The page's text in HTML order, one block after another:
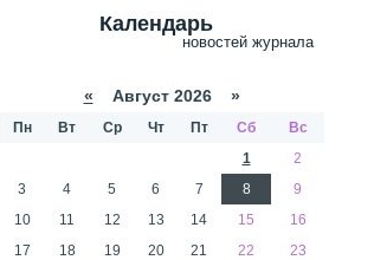
вам в приготовлении сложного рецепта.
Календарь
новостей журнала
« Август 2026 »
Пн Вт Ср Чт Пт Сб
Вс
1
2
3
4 5 6 7 8
9
10
11 12 13 14 15
16
17
18 19 20 21 22
23